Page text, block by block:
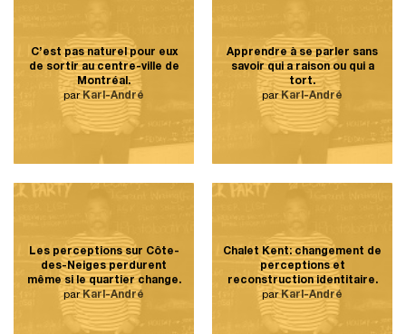
C’est pas naturel pour eux
de sortir au centre-ville de
Montréal.
parKarl-André
Apprendre à se parler sans
savoir qui a raison ou qui a
tort.
parKarl-André
Les perceptions sur Côte-
des-Neiges perdurent
même si le quartier change.
parKarl-André
Chalet Kent: changement de
perceptions et
reconstruction identitaire.
parKarl-André